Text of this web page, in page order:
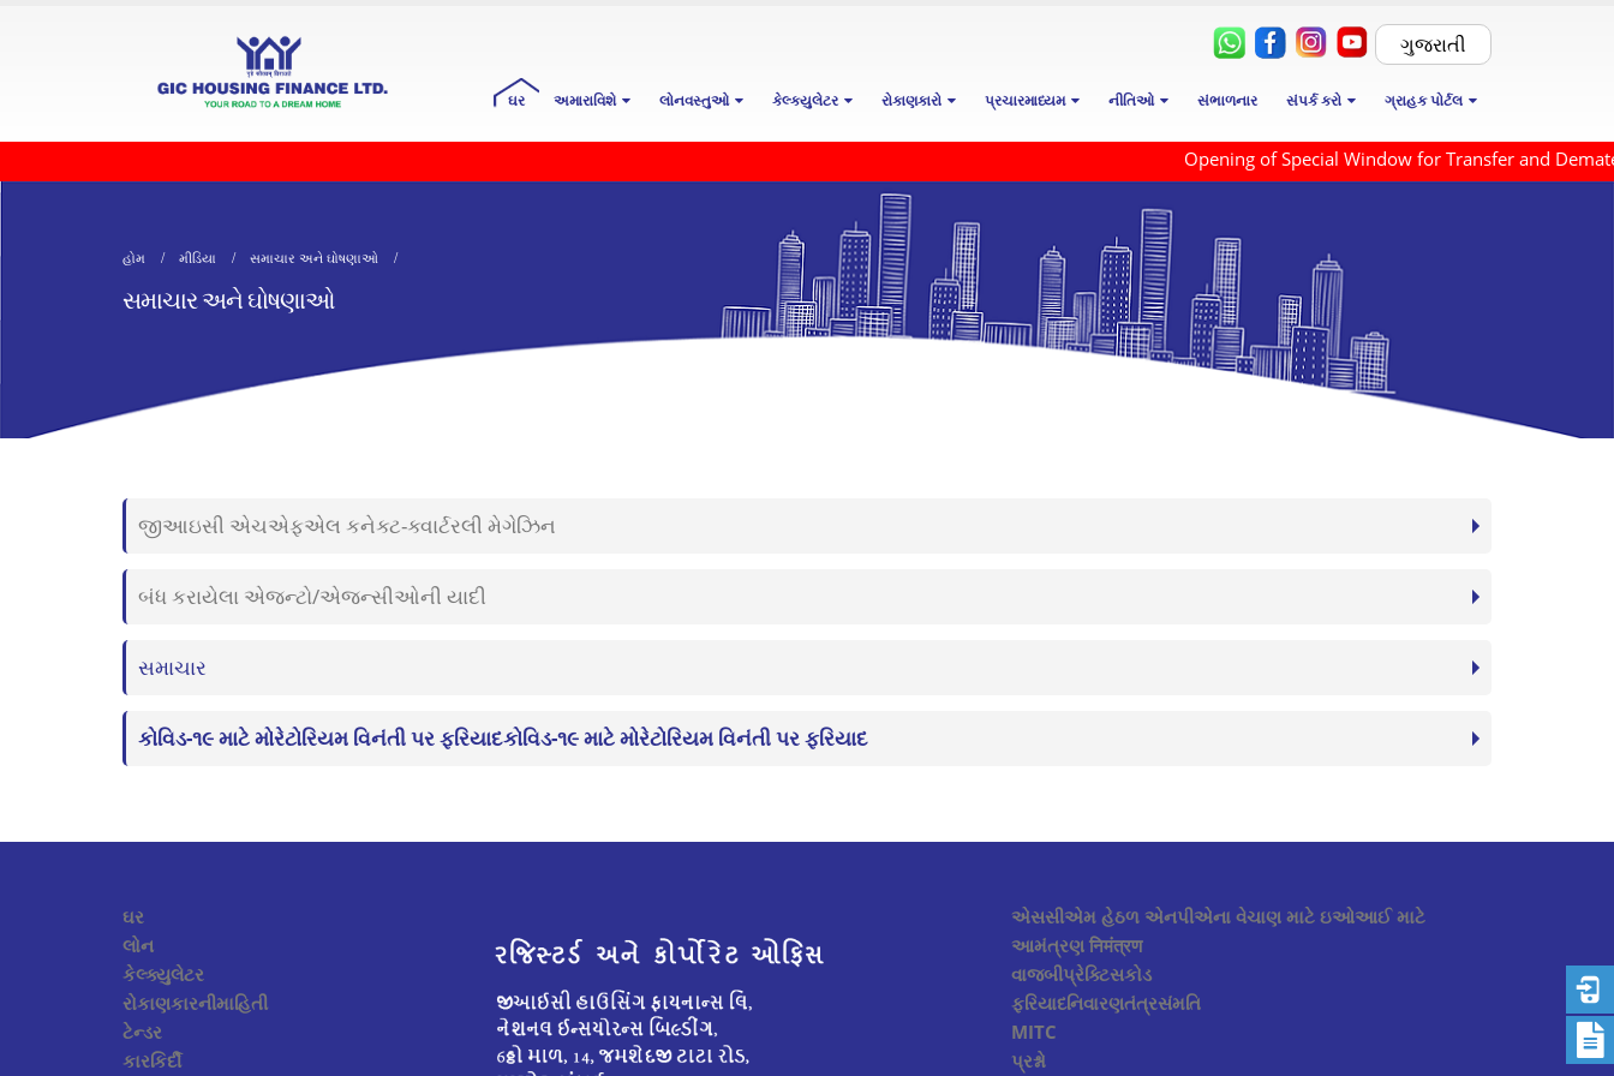
ગુજરાતી
ઘર અમારાવિશે લોનવસ્તુઓ કેલ્ક્યુલેટર રોકાણકારો પ્રચારમાધ્યમ નીતિઓ સંભાળનાર સંપર્ક કરો ગ્રાહક પોર્ટલ
Opening of Special Window for Transfer and
હોમ મીડિયા સમાચાર અને ઘોષણાઓ
સમાચાર અને ઘોષણાઓ
જીઆઇસી એચએફએલ કનેક્ટ-ક્વાર્ટરલી મેગેઝિન
બંધ કરાયેલા એજન્ટો/એજન્સીઓની યાદી
સમાચાર
કોવિડ-૧૯ માટે મોરેટોરિયમ વિનંતી પર ફરિયાદકોવિડ-૧૯ માટે મોરેટોરિયમ વિનંતી પર ફરિયાદ
ઘર
લોન
કેલ્ક્યુલેટર
રોકાણકારનીમાહિતી
ટેન્ડર
કારકિર્દી
એસસીએમ હેઠળ એનપીએના વેચાણ માટે ઇઓઆઈ માટે
આમંત્રણ निमंत्रण
વાજબીપ્રેક્ટિસકોડ
ફરિયાદનિવારણતંત્રસંમતિ
MITC
પ્રશ્નો